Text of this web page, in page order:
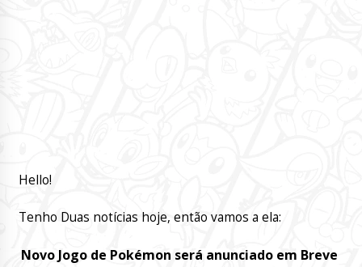
Hello!
Tenho Duas notícias hoje, então vamos a ela:
Novo Jogo de Pokémon será anunciado em Breve